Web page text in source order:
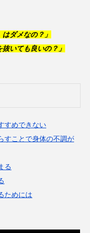
ダメなの？」
いても良いの？」
すめできない
すことで身体の不調が
る
ためには